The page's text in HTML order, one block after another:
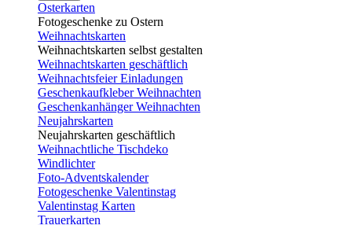
Osterkarten
Fotogeschenke zu Ostern
Weihnachtskarten
Weihnachtskarten selbst gestalten
Weihnachtskarten geschäftlich
Weihnachtsfeier Einladungen
Geschenkaufkleber Weihnachten
Geschenkanhänger Weihnachten
Neujahrskarten
Neujahrskarten geschäftlich
Weihnachtliche Tischdeko
Windlichter
Foto-Adventskalender
Fotogeschenke Valentinstag
Valentinstag Karten
Trauerkarten